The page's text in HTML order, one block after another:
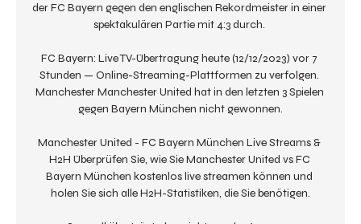
der FC Bayern gegen den englischen Rekordmeister in einer
spektakulären Partie mit 4:3 durch.
FC Bayern: Live TV-Übertragung heute (12/12/2023) vor 7
Stunden — Online-Streaming-Plattformen zu verfolgen.
Manchester Manchester United hat in den letzten 3 Spielen
gegen Bayern München nicht gewonnen.
Manchester United - FC Bayern München Live Streams &
H2H Überprüfen Sie, wie Sie Manchester United vs FC
Bayern München kostenlos live streamen können und
holen Sie sich alle H2H-Statistiken, die Sie benötigen.